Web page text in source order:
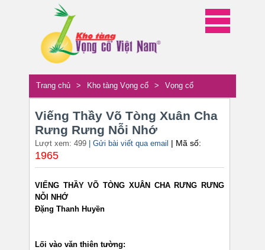
Trang chủ > Kho tàng Vọng cổ > Vọng cổ
Viếng Thầy Võ Tòng Xuân Cha
Rưng Rưng Nỗi Nhớ
Lượt xem: 499 | Gửi bài viết qua email | Mã số:
1965
VIẾNG THẦY VÕ TÒNG XUÂN CHA RƯNG RƯNG
NỖI NHỚ
Đặng Thanh Huyền
Lối vào văn thiên tường: